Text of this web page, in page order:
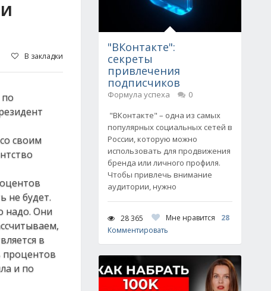
В закладки
по
своим
не будет.
надо. Они
в
процентов
и по
"ВКонтакте":
секреты
привлечения
подписчиков
Формула успеха
0
"ВКонтакте" – одна из самых
популярных социальных сетей в
России, которую можно
использовать для продвижения
бренда или личного профиля.
Чтобы привлечь внимание
аудитории, нужно
28 365 Мне нравится
28
Комментировать